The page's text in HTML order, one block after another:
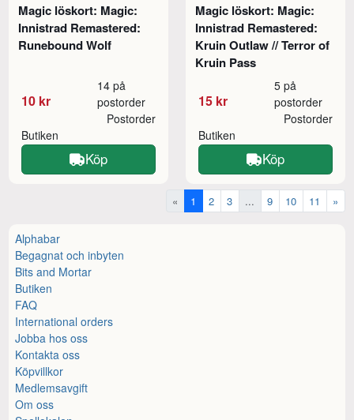
Magic löskort: Magic:
Innistrad Remastered:
Runebound Wolf
10 kr
14 på
postorder
Butiken
Postorder
Köp
Magic löskort: Magic:
Innistrad Remastered:
Kruin Outlaw // Terror of
Kruin Pass
15 kr
5 på
postorder
Butiken
Postorder
Köp
« 1 2 3 ... 9 10 11 »
Alphabar
Begagnat och inbyten
Bits and Mortar
Butiken
FAQ
International orders
Jobba hos oss
Kontakta oss
Köpvillkor
Medlemsavgift
Om oss